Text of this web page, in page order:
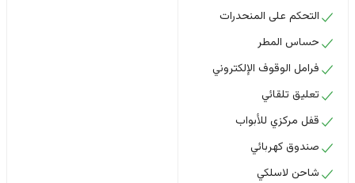
التحكم على المنحدرات
حساس المطر
فرامل الوقوف الإلكتروني
تعليق تلقائي
قفل مركزي للأبواب
صندوق كهربائي
شاحن لاسلكي